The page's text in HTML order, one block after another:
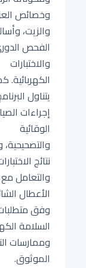
وخصائص
والزيت،
الفحص
والاختبارات
الكهربائية.
يتناول
إجراءات
الوقائية
والتصحيحية،
نتائج
والتعامل مع
الأعطال
وفق
السلامة
وممارسات
الموثوق.